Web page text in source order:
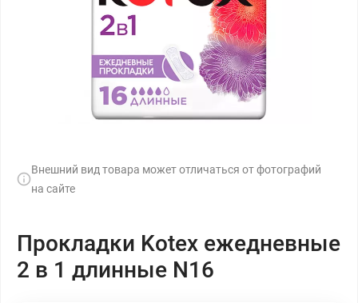
Внешний вид товара может отличаться от фотографий
на сайте
Прокладки Kotex ежедневные
2 в 1 длинные N16